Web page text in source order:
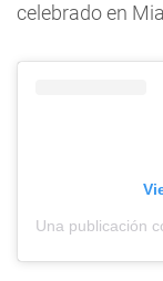
celebrado en